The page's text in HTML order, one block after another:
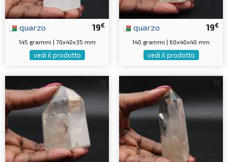
19€
quarzo
145 grammi | 70x40x35 mm
vedi il prodotto
19€
quarzo
140 grammi | 60x40x40 mm
vedi il prodotto